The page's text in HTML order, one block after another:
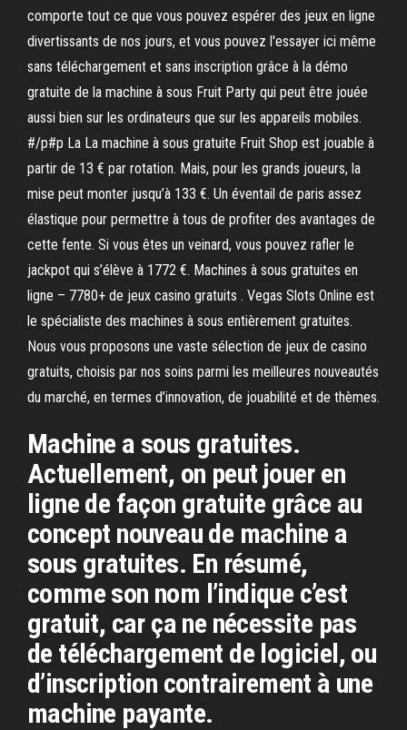
comporte tout ce que vous pouvez espérer des jeux en ligne
divertissants de nos jours, et vous pouvez l'essayer ici même
sans téléchargement et sans inscription grâce à la démo
gratuite de la machine à sous Fruit Party qui peut être jouée
aussi bien sur les ordinateurs que sur les appareils mobiles.
#/p#p La La machine à sous gratuite Fruit Shop est jouable à
partir de 13 € par rotation. Mais, pour les grands joueurs, la
mise peut monter jusqu’à 133 €. Un éventail de paris assez
élastique pour permettre à tous de profiter des avantages de
cette fente. Si vous êtes un veinard, vous pouvez rafler le
jackpot qui s’élève à 1772 €. Machines à sous gratuites en
ligne – 7780+ de jeux casino gratuits . Vegas Slots Online est
le spécialiste des machines à sous entièrement gratuites.
Nous vous proposons une vaste sélection de jeux de casino
gratuits, choisis par nos soins parmi les meilleures nouveautés
du marché, en termes d’innovation, de jouabilité et de thèmes.
Machine a sous gratuites.
Actuellement, on peut jouer en
ligne de façon gratuite grâce au
concept nouveau de machine a
sous gratuites. En résumé,
comme son nom l’indique c’est
gratuit, car ça ne nécessite pas
de téléchargement de logiciel, ou
d’inscription contrairement à une
machine payante.